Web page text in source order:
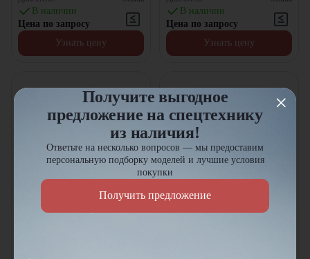
В наличии
Цена по запросу
Узнать цену
В наличии
Цена по запросу
Узнать цену
Тягач Scania G [4x2, 440 л.с.] Тягач DAF CF [8x2, 530 л.с.]
Получите выгодное
предложение на спецтехнику
из наличия!
Ответьте на несколько вопросов — мы предоставим
персональную подборку моделей и лучшие условия
покупки
Получить предложение